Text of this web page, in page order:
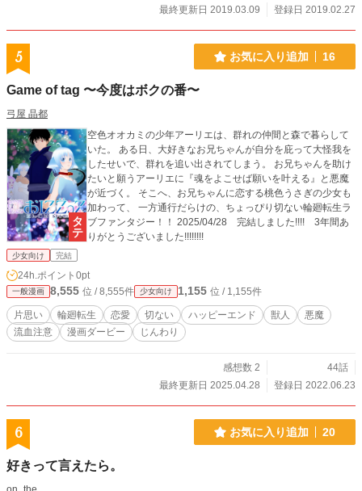
最終更新日 2019.03.09 登録日 2019.02.27
5 お気に入り追加 16
Game of tag 〜今度はボクの番〜
弓屋 晶都
空色オオカミの少年アーリエは、群れの仲間と森で暮らして
いた。 ある日、大好きなお兄ちゃんが自分を庇って大怪我を
したせいで、群れを追い出されてしまう。 お兄ちゃんを助け
たいと願うアーリエに『魂をよこせば願いを叶える』と悪魔
が近づく。 そこへ、お兄ちゃんに恋する桃色うさぎの少女も
加わって、 一方通行だらけの、ちょっぴり切ない輪廻転生ラ
ブファンタジー！！ 2025/04/28 完結しました!!!! 3年間あ
りがとうございました!!!!!!!!
少女向け 完結
24h.ポイント 0pt
一般漫画 8,555 位 / 8,555件 少女向け 1,155 位 / 1,155件
片思い 輪廻転生 恋愛 切ない ハッピーエンド 獣人
悪魔
流血注意
漫画ダービー じんわり
感想数 2
44話
最終更新日 2025.04.28
登録日 2022.06.23
6 お気に入り追加 20
好きって言えたら。